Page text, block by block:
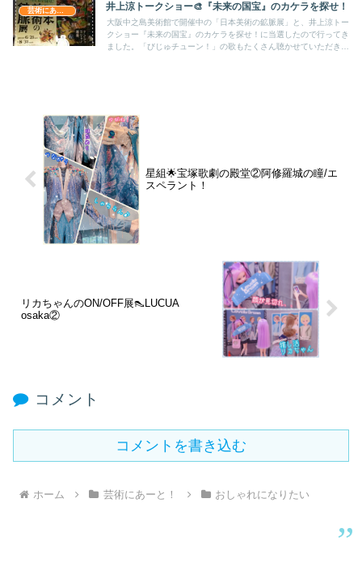
芸術にあーと！ 井上涼トークショー🎨『未来の国宝』のカケラを探せ！
大阪中之島美術館で開催中の「日本美術の鉱脈展」と、井上涼トー
クショー『未来の国宝』のカケラを探せ！に当選したので行ってき
ました。「びじゅチューン！」の歌もたくさん聴かせていただき
星組︎🌟宝塚歌劇の殿堂②阿修羅城の瞳/エ
スペラント！
リカちゃんのON/OFF展👠LUCUA
osaka②
コメント
コメントを書き込む
ホーム 芸術にあーと！ おしゃれになりたい